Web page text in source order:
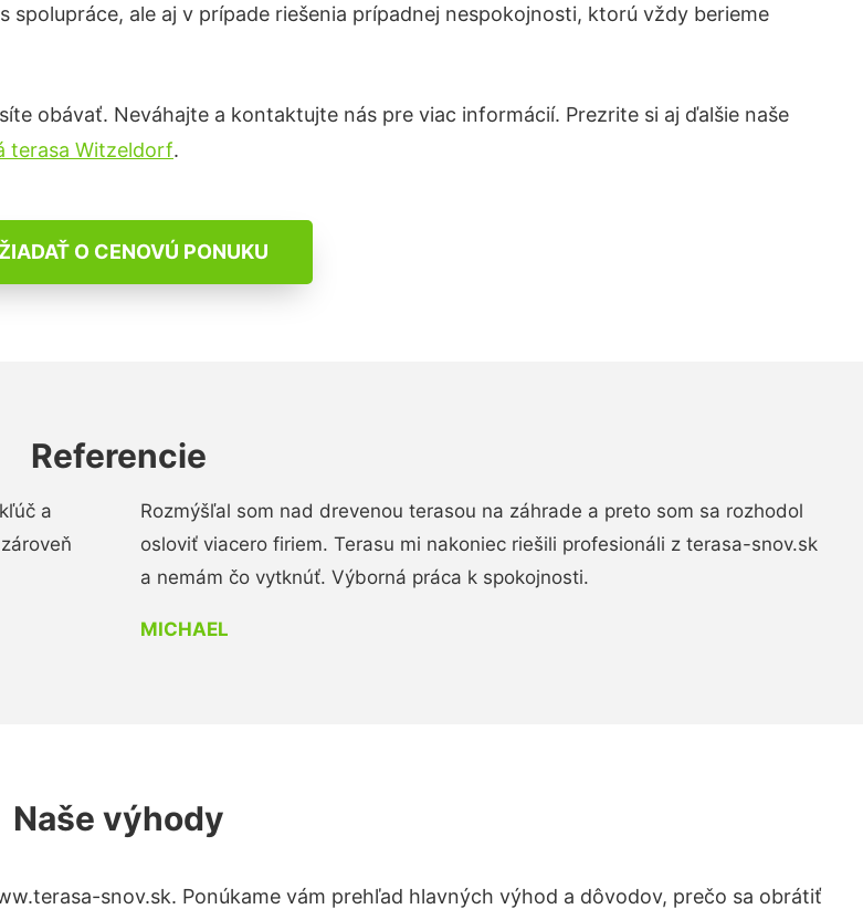
spolupráce, ale aj v prípade riešenia prípadnej nespokojnosti, ktorú vždy berieme
obávať. Neváhajte a kontaktujte nás pre viac informácií. Prezrite si aj ďalšie naše
terasa Witzeldorf.
O CENOVÚ PONUKU
Referencie
a
Rozmýšľal som nad drevenou terasou na záhrade a preto som sa rozhodol
osloviť viacero firiem. Terasu mi nakoniec riešili profesionáli z terasa-snov.sk
a nemám čo vytknúť. Výborná práca k spokojnosti.
MICHAEL
Naše výhody
snov.sk. Ponúkame vám prehľad hlavných výhod a dôvodov, prečo sa obrátiť